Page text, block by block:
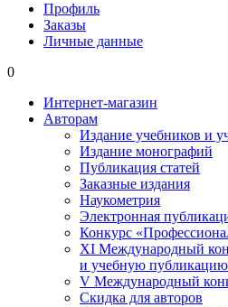
Профиль
Заказы
Личные данные
0
Интернет-магазин
Авторам
Издание учебников и
Издание монографий
Публикация статей
Заказные издания
Наукометрия
Электронная
Конкурс
XI Международный
и учебную
V Международный
Скидка для авторов